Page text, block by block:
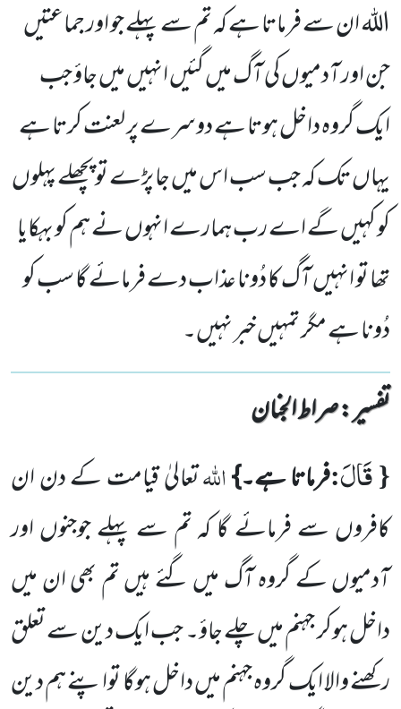
اللہ ان سے فرماتا ہے کہ تم سے پہلے جو اور جماعتیں
جن اور آدمیوں کی آگ میں گئیں انہیں میں جاؤ جب
ایک گروہ داخل ہوتا ہے دوسرے پر لعنت کرتا ہے
یہاں تک کہ جب سب اس میں جا پڑے تو پچھلے پہلوں
کو کہیں گے اے رب ہمارے انہوں نے ہم کو بہکایا
تھا تو انہیں آگ کا دُونا عذاب دے فرمائے گا سب کو
دُونا ہے مگر تمہیں خبر نہیں۔
تفسیر : ‎صراط الجنان
{قَالَ:فرماتا ہے۔}اللہتعالیٰ قیامت کے دن ان
کافروں سے فرمائے گا کہ تم سے پہلے جوجنوں اور
آدمیوں کے گروہ آگ میں گئے ہیں تم بھی ان میں
داخل ہوکر جہنم میں چلے جاؤ۔ جب ایک دین سے تعلق
رکھنے والا ایک گروہ جہنم میں داخل ہوگا تواپنے ہم دین